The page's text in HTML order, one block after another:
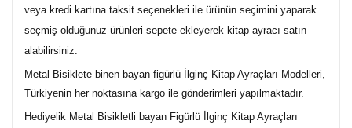
veya kredi kartına taksit seçenekleri ile ürünün seçimini yaparak
seçmiş olduğunuz ürünleri sepete ekleyerek kitap ayracı satın
alabilirsiniz.
Metal Bisiklete binen bayan figürlü İlginç Kitap Ayraçları Modelleri,
Türkiyenin her noktasına kargo ile gönderimleri yapılmaktadır.
Hediyelik Metal Bisikletli bayan Figürlü İlginç Kitap Ayraçları